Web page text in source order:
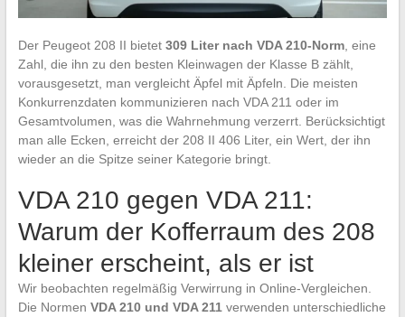
Der Peugeot 208 II bietet 309 Liter nach VDA 210-Norm, eine
Zahl, die ihn zu den besten Kleinwagen der Klasse B zählt,
vorausgesetzt, man vergleicht Äpfel mit Äpfeln. Die meisten
Konkurrenzdaten kommunizieren nach VDA 211 oder im
Gesamtvolumen, was die Wahrnehmung verzerrt. Berücksichtigt
man alle Ecken, erreicht der 208 II 406 Liter, ein Wert, der ihn
wieder an die Spitze seiner Kategorie bringt.
VDA 210 gegen VDA 211:
Warum der Kofferraum des 208
kleiner erscheint, als er ist
Wir beobachten regelmäßig Verwirrung in Online-Vergleichen.
Die Normen VDA 210 und VDA 211 verwenden unterschiedliche